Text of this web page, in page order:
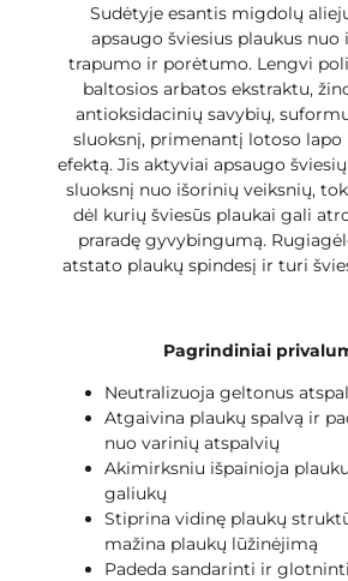
Sudėtyje esantis migdolų
apsaugo šviesius plaukus nuo
trapumo ir porėtumo. Lengvi
baltosios arbatos ekstraktu,
antioksidacinių savybių,
sluoksnį, primenantį lotoso lapo
efektą. Jis aktyviai apsaugo
sluoksnį nuo išorinių veiksnių,
dėl kurių šviesūs plaukai gali
praradę gyvybingumą.
atstato plaukų spindesį ir turi
Pagrindiniai
Neutralizuoja geltonus
Atgaivina plaukų spalvą ir
nuo varinių atspalvių
Akimirksniu išpainioja
galiukų
Stiprina vidinę plaukų
mažina plaukų lūžinėjimą
Padeda sandarinti ir